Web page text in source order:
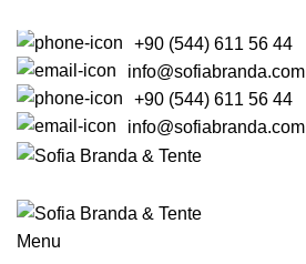
+90 (544) 611 56 44
info@sofiabranda.com
+90 (544) 611 56 44
info@sofiabranda.com
Menu